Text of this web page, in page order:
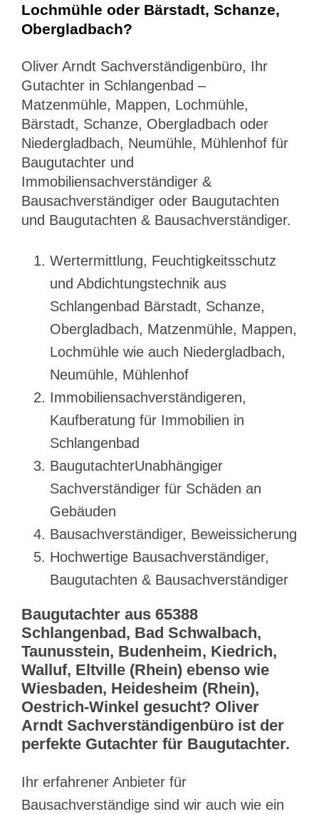
Lochmühle oder Bärstadt, Schanze,
Obergladbach?
Oliver Arndt Sachverständigenbüro, Ihr
Gutachter in Schlangenbad –
Matzenmühle, Mappen, Lochmühle,
Bärstadt, Schanze, Obergladbach oder
Niedergladbach, Neumühle, Mühlenhof für
Baugutachter und
Immobiliensachverständiger &
Bausachverständiger oder Baugutachten
und Baugutachten & Bausachverständiger.
Wertermittlung, Feuchtigkeitsschutz
und Abdichtungstechnik aus
Schlangenbad Bärstadt, Schanze,
Obergladbach, Matzenmühle, Mappen,
Lochmühle wie auch Niedergladbach,
Neumühle, Mühlenhof
Immobiliensachverständigeren,
Kaufberatung für Immobilien in
Schlangenbad
BaugutachterUnabhängiger
Sachverständiger für Schäden an
Gebäuden
Bausachverständiger, Beweissicherung
Hochwertige Bausachverständiger,
Baugutachten & Bausachverständiger
Baugutachter aus 65388
Schlangenbad, Bad Schwalbach,
Taunusstein, Budenheim, Kiedrich,
Walluf, Eltville (Rhein) ebenso wie
Wiesbaden, Heidesheim (Rhein),
Oestrich-Winkel gesucht? Oliver
Arndt Sachverständigenbüro ist der
perfekte Gutachter für Baugutachter.
Ihr erfahrener Anbieter für
Bausachverständige sind wir auch wie ein